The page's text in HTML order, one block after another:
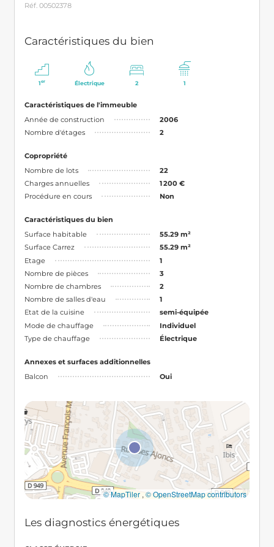
Réf. 00502378
Caractéristiques du bien
1er Électrique 2 1
Caractéristiques de l'immeuble
Année de construction
2006
Nombre d'étages
2
Copropriété
Nombre de lots
22
Charges annuelles
1 200 €
Procédure en cours
Non
Caractéristiques du bien
Surface habitable
55.29 m²
Surface Carrez
55.29 m²
Etage
1
Nombre de pièces
3
Nombre de chambres
2
Nombre de salles d'eau
1
Etat de la cuisine
semi-équipée
Mode de chauffage
Individuel
Type de chauffage
Électrique
Annexes et surfaces additionnelles
Balcon
Oui
© MapTiler ,© OpenStreetMap contributors
Les diagnostics énergétiques